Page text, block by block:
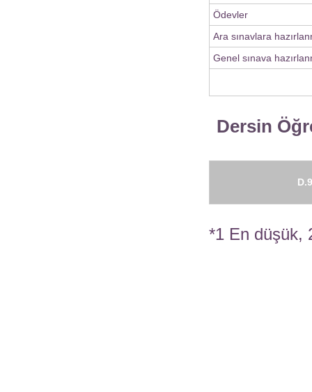
Ödevler
Ara sınavlara
Genel sınava
Dersin
*1 En düşük,